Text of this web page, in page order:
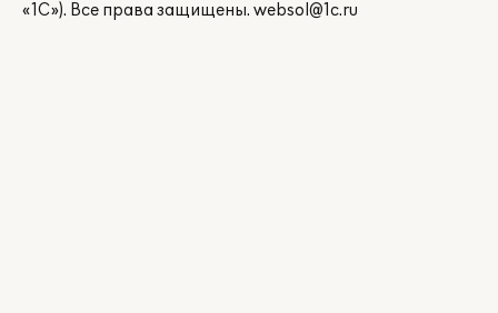
«1С»). Все права защищены. websol@1c.ru